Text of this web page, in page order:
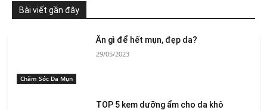
Bài viết gần đây
Chăm Sóc Da Mụn
Ăn gì để hết mụn, đẹp da?
29/05/2023
TOP 5 kem dưỡng ẩm cho da khô